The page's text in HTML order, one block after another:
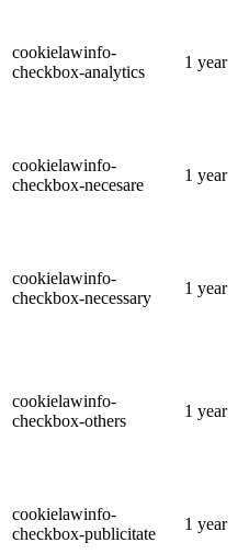
cookielawinfo-
checkbox-analytics
1 year
cookielawinfo-
checkbox-necesare
1 year
cookielawinfo-
checkbox-necessary
1 year
cookielawinfo-
checkbox-others
1 year
cookielawinfo-
checkbox-publicitate
1 year